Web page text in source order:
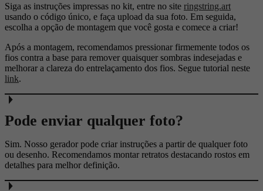
Siga as instruções impressas no kit, entre no site ringstring.art
usando o código único, e faça upload da sua foto. Em seguida,
escolha a opção de montagem que você gosta e comece a criar!
Após a montagem, recomendamos pressionar firmemente todos os
fios contra a base para remover quaisquer sombras indesejadas e
melhorar a clareza do entrelaçamento dos fios. Segue tutorial neste
link.
Pode enviar qualquer foto?
Sim. Nosso gerador pode criar instruções a partir de qualquer foto
ou desenho. Recomendamos montar retratos destacando rostos em
detalhes para melhor definição.